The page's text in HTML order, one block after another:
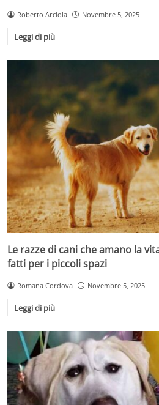
Roberto Arciola Novembre 5, 2025
Leggi di più
Le razze di cani che amano la
fatti per i piccoli spazi
Romana Cordova Novembre 5, 2025
Leggi di più